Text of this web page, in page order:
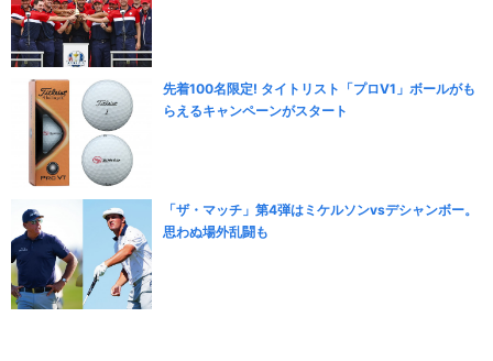
先着100名限定! タイトリスト「プロV1」ボールがも
らえるキャンペーンがスタート
「ザ・マッチ」第4弾はミケルソンvsデシャンボー。
思わぬ場外乱闘も